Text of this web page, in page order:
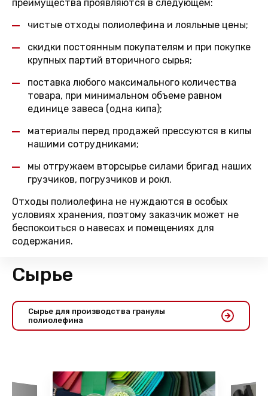
преимущества проявляются в следующем:
чистые отходы полиолефина и лояльные цены;
скидки постоянным покупателям и при покупке
крупных партий вторичного сырья;
поставка любого максимального количества
товара, при минимальном объеме равном
единице завеса (одна кипа);
материалы перед продажей прессуются в кипы
нашими сотрудниками;
мы отгружаем вторсырье силами бригад наших
грузчиков, погрузчиков и рокл.
Отходы полиолефина не нуждаются в особых
условиях хранения, поэтому заказчик может не
беспокоиться о навесах и помещениях для
содержания.
Сырье
Сырье для производства гранулы
полиолефина